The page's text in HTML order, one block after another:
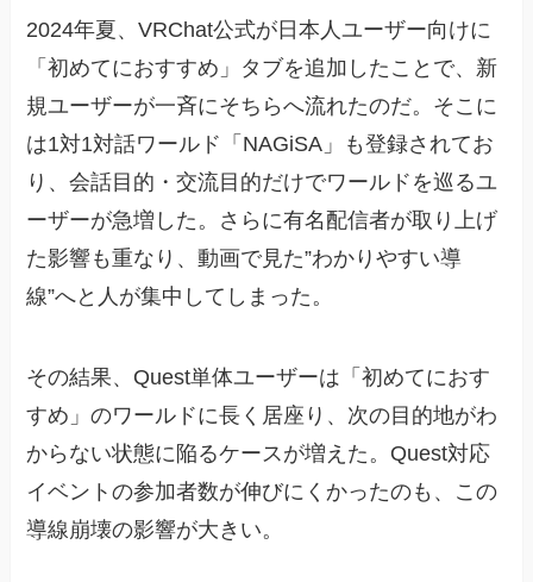
2024年夏、VRChat公式が日本人ユーザー向けに
「初めてにおすすめ」タブを追加したことで、新
規ユーザーが一斉にそちらへ流れたのだ。そこに
は1対1対話ワールド「NAGiSA」も登録されてお
り、会話目的・交流目的だけでワールドを巡るユ
ーザーが急増した。さらに有名配信者が取り上げ
た影響も重なり、動画で見た”わかりやすい導
線”へと人が集中してしまった。
その結果、Quest単体ユーザーは「初めてにおす
すめ」のワールドに長く居座り、次の目的地がわ
からない状態に陥るケースが増えた。Quest対応
イベントの参加者数が伸びにくかったのも、この
導線崩壊の影響が大きい。